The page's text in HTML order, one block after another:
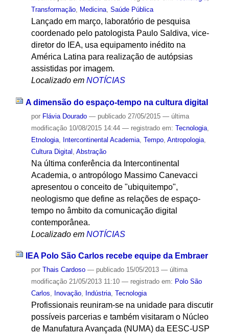
Transformação, Medicina, Saúde Pública
Lançado em março, laboratório de pesquisa
coordenado pelo patologista Paulo Saldiva, vice-
diretor do IEA, usa equipamento inédito na
América Latina para realização de autópsias
assistidas por imagem.
Localizado em NOTÍCIAS
A dimensão do espaço-tempo na cultura digital
por Flávia Dourado — publicado27/05/2015 — última
modificação10/08/2015 14:44 — registrado em: Tecnologia,
Etnologia, Intercontinental Academia, Tempo, Antropologia,
Cultura Digital Abstração
Na última conferência da Intercontinental
Academia, o antropólogo Massimo Canevacci
apresentou o conceito de "ubiquitempo",
neologismo que define as relações de espaço-
tempo no âmbito da comunicação digital
contemporânea.
Localizado em NOTÍCIAS
IEA Polo São Carlos recebe equipe da Embraer
por Thais Cardoso — publicado15/05/2013 — última
modificação21/05/2013 11:10 — registrado em: Polo São
Carlos, Inovação, Indústria, Tecnologia
Profissionais reuniram-se na unidade para discutir
possíveis parcerias e também visitaram o Núcleo
de Manufatura Avançada (NUMA) da EESC-USP